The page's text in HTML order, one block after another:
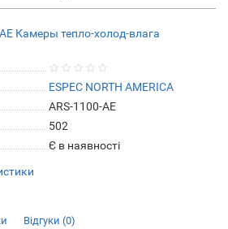
ESPEC NORTH AMERICA
ARS-1100-AE
502
Є в наявності
Відгуки (0)